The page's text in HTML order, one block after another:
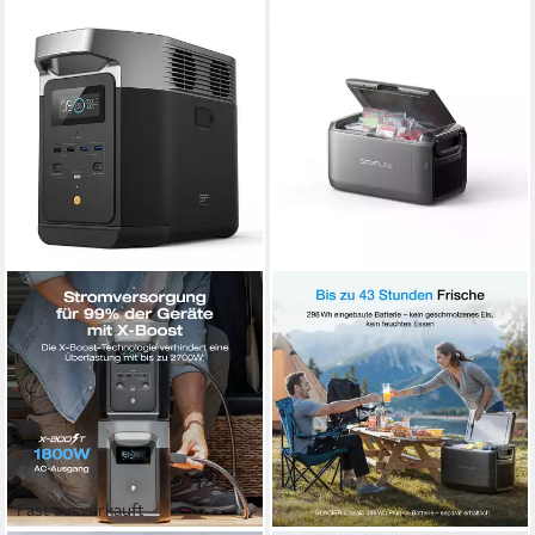
Fast ausverkauft